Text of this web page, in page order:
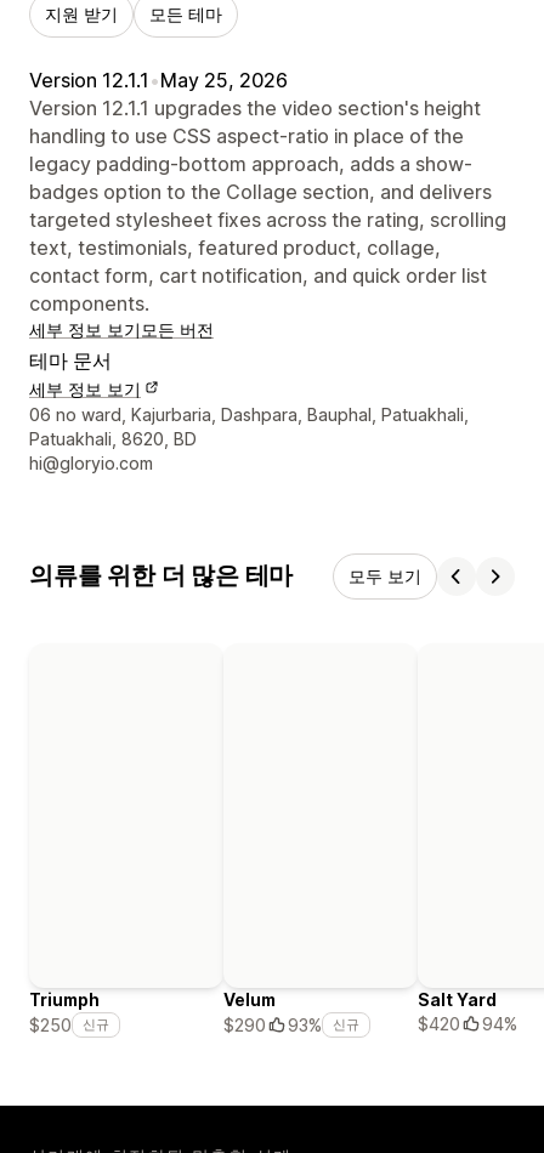
지원 받기 모든 테마
Version 12.1.1 •May 25, 2026
Version 12.1.1 upgrades the video section's height
handling to use CSS aspect-ratio in place of the
legacy padding-bottom approach, adds a show-
badges option to the Collage section, and delivers
targeted stylesheet fixes across the rating, scrolling
text, testimonials, featured product, collage,
contact form, cart notification, and quick order list
components.
세부 정보 보기 모든 버전
테마 문서
세부 정보 보기
디자이너 연락처 세부 정보
06 no ward, Kajurbaria, Dashpara, Bauphal, Patuakhali,
Patuakhali, 8620, BD
hi@gloryio.com
의류를 위한 더 많은 테마 모두 보기
Triumph
$250
신규
Velum
$290
93% 신규
Salt Yard
$420
94%